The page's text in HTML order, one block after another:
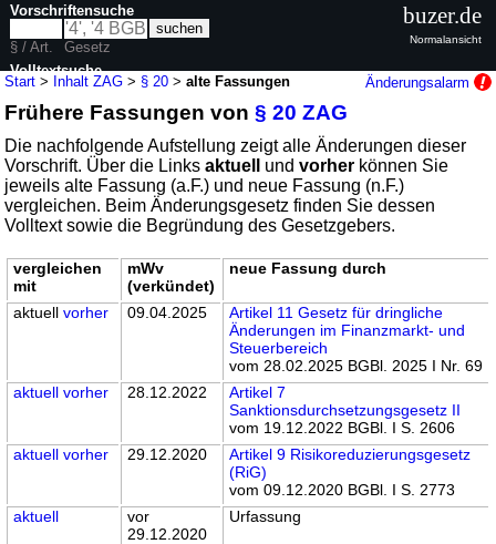
Start > Inhalt ZAG > § 20 >alte Fassungen Änderungsalarm
Frühere Fassungen von§ 20 ZAG
Die nachfolgende Aufstellung zeigt alle Änderungen dieser
Vorschrift. Über die Linksaktuell undvorher können Sie
jeweils alte Fassung (a.F.) und neue Fassung (n.F.)
vergleichen. Beim Änderungsgesetz finden Sie dessen
Volltext sowie die Begründung des Gesetzgebers.
vergleichen
mit
mWv
(verkündet)
neue Fassung durch
aktuellvorher 09.04.2025
Artikel 11 Gesetz für dringliche
Änderungen im Finanzmarkt- und
Steuerbereich
vom 28.02.2025 BGBl. 2025 I Nr. 69
aktuell vorher 28.12.2022
Artikel 7
Sanktionsdurchsetzungsgesetz II
vom 19.12.2022 BGBl. I S. 2606
aktuell vorher 29.12.2020
Artikel 9 Risikoreduzierungsgesetz
(RiG)
vom 09.12.2020 BGBl. I S. 2773
aktuell
vor
29.12.2020
Urfassung
Vorschriftensuche
§ / Art.
Gesetz
Volltextsuche
nur in ZAG
buzer.de
Normalansicht